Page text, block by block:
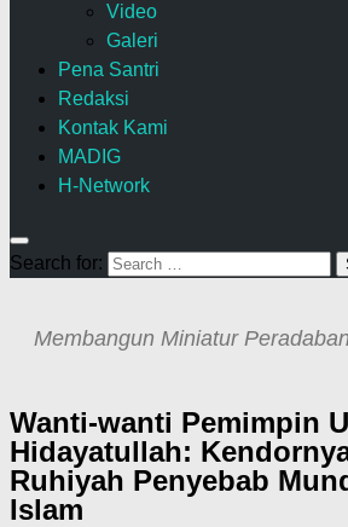
Video
Galeri
Pena Santri
Redaksi
Kontak Kami
MADIG
H-Network
Search for:
Membangun Miniatur
Wanti-wanti Pemimpin
Hidayatullah:
Ruhiyah Penyebab
Islam